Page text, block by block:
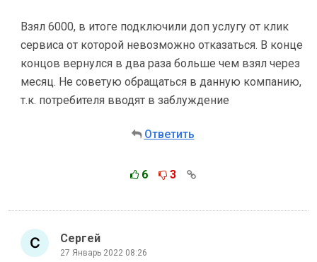
Взял 6000, в итоге подключили доп услугу от клик
сервиса от которой невозможно отказаться. В конце
концов вернулся в два раза больше чем взял через
месяц. Не советую обращаться в данную компанию,
т.к. потребителя вводят в заблуждение
Ответить
6 3
Сергей
27 Январь 2022 08:26